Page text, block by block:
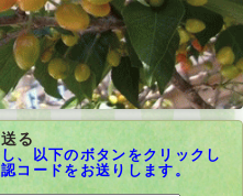
る
、以下のボタンをクリックし
コードをお送りします。